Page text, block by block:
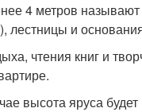
4 метров
лестницы и
чтения книг и
высота яруса